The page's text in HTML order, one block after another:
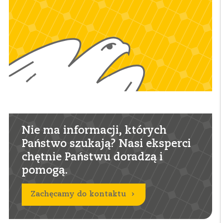
Nie ma informacji, których
Państwo szukają? Nasi eksperci
chętnie Państwu doradzą i
pomogą.
Zachęcamy do kontaktu